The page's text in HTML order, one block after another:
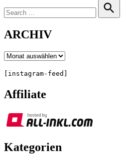
for:
Search
ARCHIV
Archiv
[instagram-feed]
Affiliate
Kategorien